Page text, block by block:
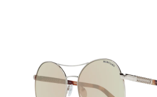
hviezdičiek.